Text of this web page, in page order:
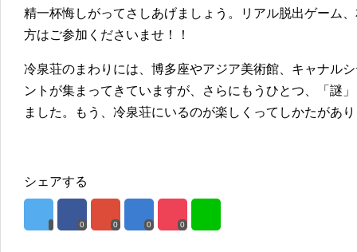
精一杯悔しがってさしあげましょう。リアル脱出ゲーム
方はご参加くださいませ！！
冷泉荘のまわりには、博多座やアジア美術館、キャナル
ントが集まってきていますが、さらにもうひとつ、「謎
ました。もう、冷泉荘にいるのが楽しくってしかたがあ
シェアする
0 0 0 0